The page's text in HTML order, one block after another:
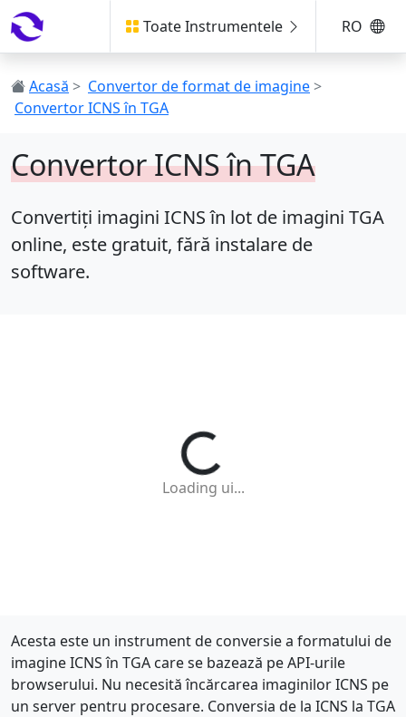
Toate Instrumentele RO
Acasă > Convertor de format de imagine>
Convertor ICNS în TGA
Convertor ICNS în TGA
Convertiți imagini ICNS în lot de imagini TGA
online, este gratuit, fără instalare de
software.
Loading ui...
Acesta este un instrument de conversie a formatului de
imagine ICNS în TGA care se bazează pe API-urile
browserului. Nu necesită încărcarea imaginilor ICNS pe
un server pentru procesare. Conversia de la ICNS la TGA